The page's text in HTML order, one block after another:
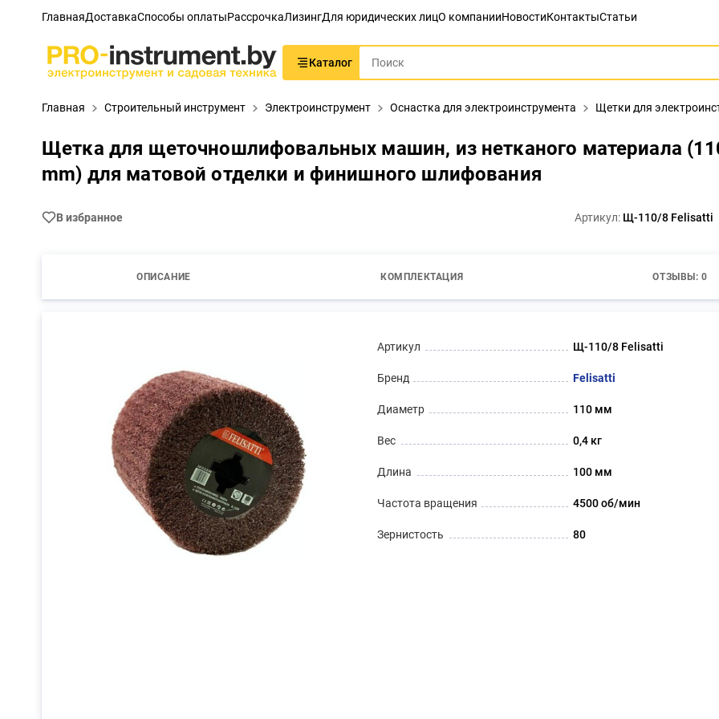
ГлавнаяДоставкаСпособы оплатыРассрочкаЛизингДля юридических лицО компанииНовостиКонтактыСтатьи
Каталог
Главная Строительный инструмент Электроинструмент Оснастка для электроинструмента Щетки для
Щетка для щеточношлифовальных машин, из нетканого материала
mm) для матовой отделки и финишного шлифования
Артикул Щ-110/8 Felisatti
Бренд Felisatti
Диаметр 110 мм
Вес 0,4 кг
Длина 100 мм
Частота вращения 4500 об/мин
Зернистость 80
В избранное Артикул: Щ-110/8 Felisatti
ОПИСАНИЕ КОМПЛЕКТАЦИЯ ОТЗЫВЫ: 0